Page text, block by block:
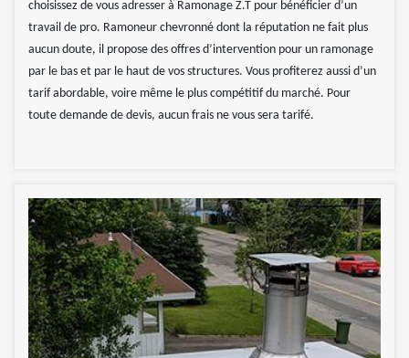
choisissez de vous adresser à Ramonage Z.T pour bénéficier d’un
travail de pro. Ramoneur chevronné dont la réputation ne fait plus
aucun doute, il propose des offres d’intervention pour un ramonage
par le bas et par le haut de vos structures. Vous profiterez aussi d’un
tarif abordable, voire même le plus compétitif du marché. Pour
toute demande de devis, aucun frais ne vous sera tarifé.